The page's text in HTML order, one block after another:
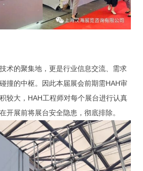
术的聚集地，更是行业信息交流、需求
撞的中枢。因此本届展会前期需HAH审
较大，HAH工程师对每个展台进行认真
开展前将展台安全隐患，彻底排除。